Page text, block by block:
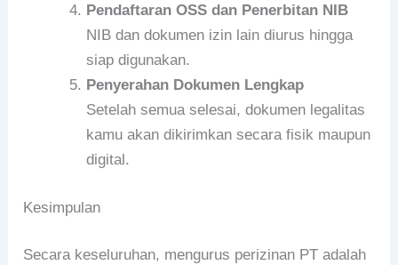
Pendaftaran OSS dan Penerbitan NIB
NIB dan dokumen izin lain diurus hingga
siap digunakan.
Penyerahan Dokumen Lengkap
Setelah semua selesai, dokumen legalitas
kamu akan dikirimkan secara fisik maupun
digital.
Kesimpulan
Secara keseluruhan, mengurus perizinan PT adalah